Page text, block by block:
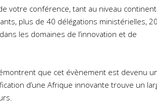
votre conférence, tant au niveau
plus de 40 délégations ministérielles,
les domaines de l’innovation et de
que cet évènement est devenu
d’une Afrique innovante trouve un